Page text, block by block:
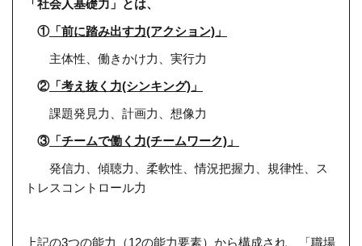
「社会人基礎力」とは、
①「前に踏み出す力(アクション)」
主体性、働きかけ力、実行力
②「考え抜く力(シンキング)」
課題発見力、計画力、想像力
③「チームで働く力(チームワーク)」
発信力、傾聴力、柔軟性、情況把握力、規律性、ス
トレスコントロール力
上記の3つの能力（12の能力要素）から構成され、「職場